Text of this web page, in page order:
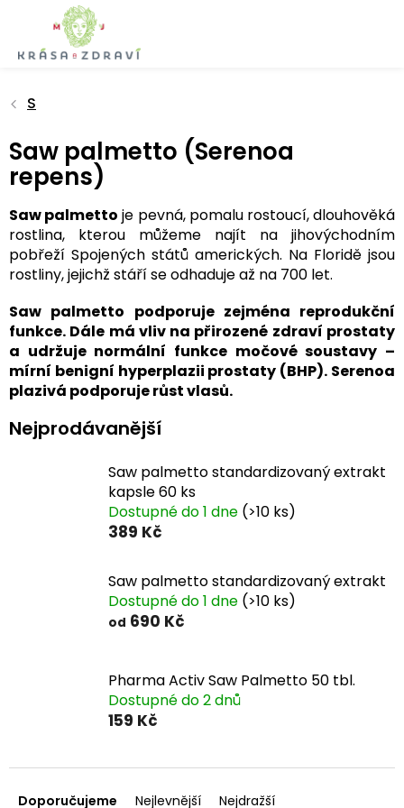
obsah
S
Saw palmetto (Serenoa
repens)
Saw palmetto je pevná, pomalu rostoucí, dlouhověká
rostlina, kterou můžeme najít na jihovýchodním
pobřeží Spojených států amerických. Na Floridě jsou
rostliny, jejichž stáří se odhaduje až na 700 let.
Saw palmetto podporuje zejména reprodukční
funkce. Dále má vliv na přirozené zdraví prostaty
a udržuje normální funkce močové soustavy –
mírní benigní hyperplazii prostaty (BHP). Serenoa
plazivá podporuje růst vlasů.
Nejprodávanější
Saw palmetto standardizovaný extrakt
kapsle 60 ks
Dostupné do 1 dne (>10 ks)
389 Kč
Saw palmetto standardizovaný extrakt
Dostupné do 1 dne (>10 ks)
od 690 Kč
Pharma Activ Saw Palmetto 50 tbl.
Dostupné do 2 dnů
159 Kč
aDoporučujeme Nejlevnější
Nejdražší